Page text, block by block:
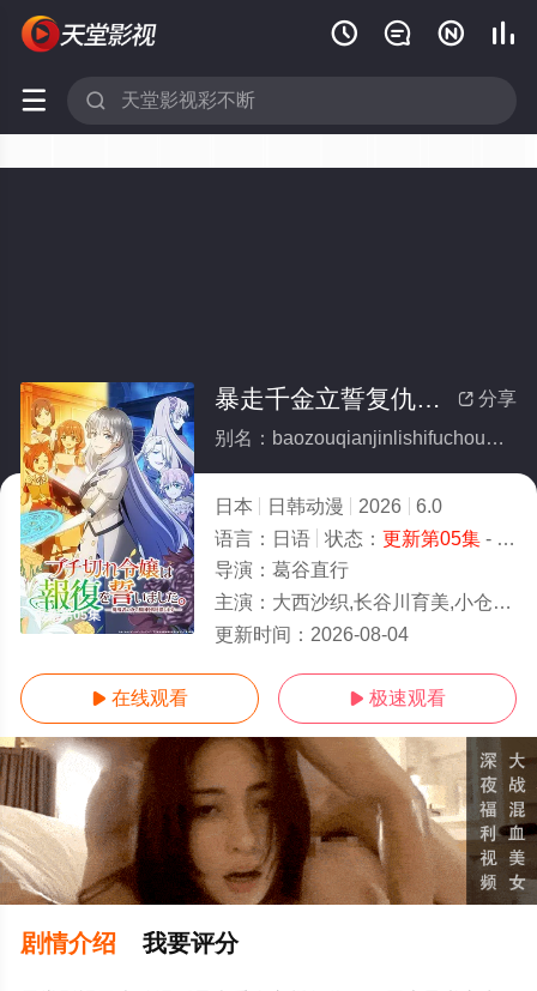
   
 
更新第05集
 分享
暴走千金立誓复仇。～用魔导书之力碾碎祖国～
别名：baozouqianjinlishifuchouyongmodaoshuzhiliniansuizuguo
日本 日韩动漫 2026
6.0
语言： 日语 状态： 更新第05集- 免费在线观看
导演： 葛谷直行
主演： 大西沙织,长谷川育美,小仓唯,上原步美,芹泽优,石上静香,阿座上洋平,水中雅章,高
更新时间： 2026-08-04
 在线观看  极速观看
剧情介绍 我要评分